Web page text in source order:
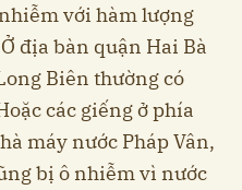
với hàm lượng
địa bàn quận Hai Bà
Biên thường có
các giếng ở phía
máy nước Pháp Vân,
bị ô nhiễm vì nước